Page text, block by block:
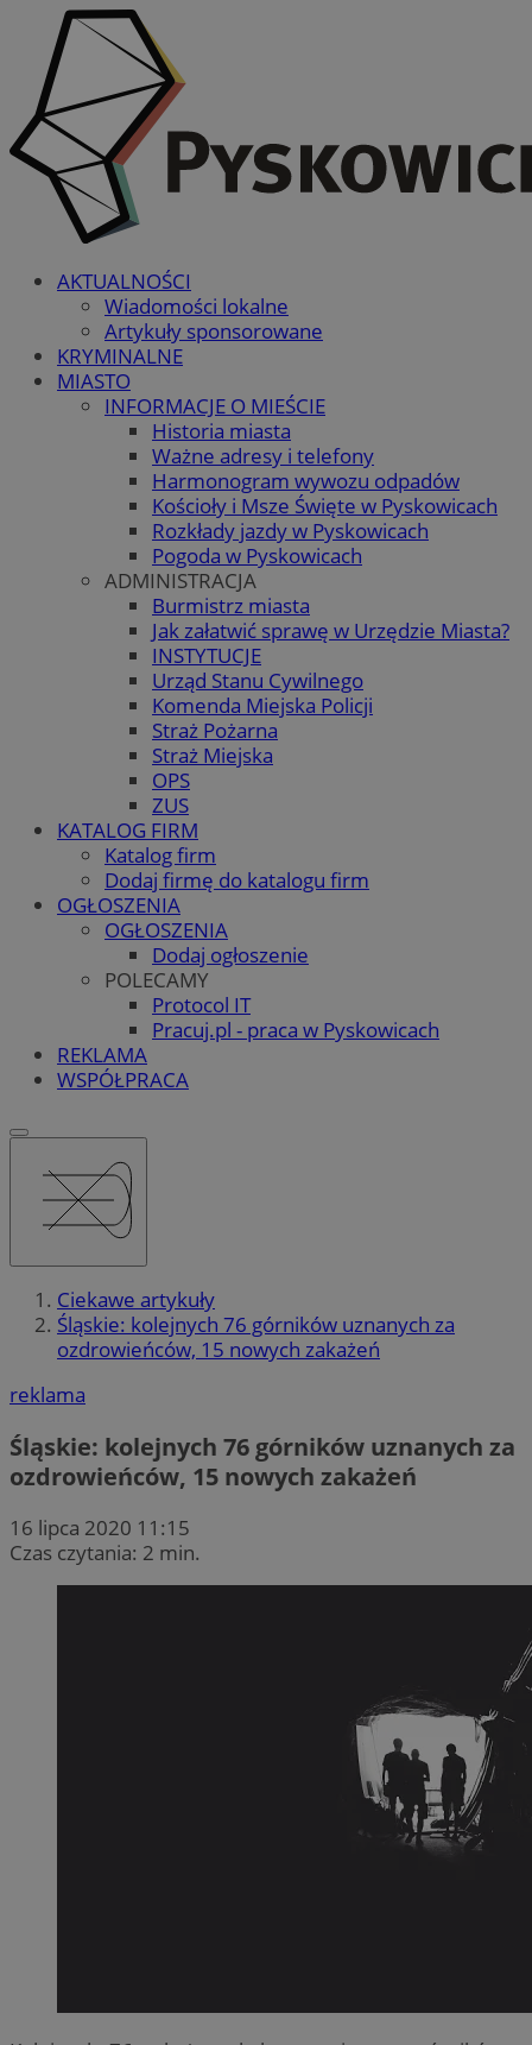
AKTUALNOŚCI
Wiadomości lokalne
Artykuły sponsorowane
KRYMINALNE
MIASTO
INFORMACJE O MIEŚCIE
Historia miasta
Ważne adresy i telefony
Harmonogram wywozu odpadów
Kościoły i Msze Święte w Pyskowicach
Rozkłady jazdy w Pyskowicach
Pogoda w Pyskowicach
ADMINISTRACJA
Burmistrz miasta
Jak załatwić sprawę w Urzędzie Miasta?
INSTYTUCJE
Urząd Stanu Cywilnego
Komenda Miejska Policji
Straż Pożarna
Straż Miejska
OPS
ZUS
KATALOG FIRM
Katalog firm
Dodaj firmę do katalogu firm
OGŁOSZENIA
OGŁOSZENIA
Dodaj ogłoszenie
POLECAMY
Protocol IT
Pracuj.pl - praca w Pyskowicach
REKLAMA
WSPÓŁPRACA
Ciekawe artykuły
Śląskie: kolejnych 76 górników uznanych za
ozdrowieńców, 15 nowych zakażeń
reklama
Śląskie: kolejnych 76 górników uznanych za
ozdrowieńców, 15 nowych zakażeń
16 lipca 2020 11:15
Czas czytania: 2 min.